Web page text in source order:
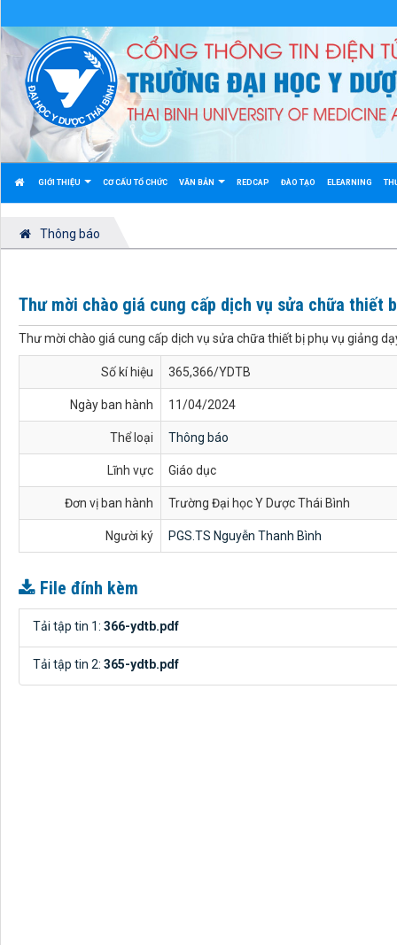
GIỚI THIỆU CƠ CẤU TỔ CHỨC VĂN BẢN REDCAP ĐÀO TẠO ELEARNING
Thông báo
Thư mời chào giá cung cấp dịch vụ sửa chữa thiết
Thư mời chào giá cung cấp dịch vụ sửa chữa thiết bị phụ vụ giảng
Số kí hiệu 365,366/YDTB
Ngày ban hành 11/04/2024
Thể loại Thông báo
Lĩnh vực Giáo dục
Đơn vị ban hành Trường Đại học Y Dược Thái Bình
Người ký PGS.TS Nguyễn Thanh Bình
File đính kèm
Tải tập tin 1: 366-ydtb.pdf
Tải tập tin 2: 365-ydtb.pdf